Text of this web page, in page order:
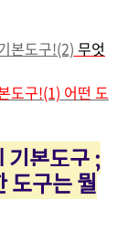
본도구!(2) 무엇
도구!(1) 어떤 도
기본도구 ;
도구는 뭘